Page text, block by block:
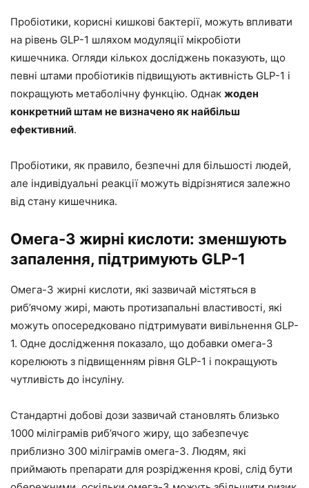
Пробіотики, корисні кишкові бактерії, можуть впливати
на рівень GLP-1 шляхом модуляції мікробіоти
кишечника. Огляди кількох досліджень показують, що
певні штами пробіотиків підвищують активність GLP-1 і
покращують метаболічну функцію. Однак жоден
конкретний штам не визначено як найбільш
ефективний.
Пробіотики, як правило, безпечні для більшості людей,
але індивідуальні реакції можуть відрізнятися залежно
від стану кишечника.
Омега-3 жирні кислоти: зменшують
запалення, підтримують GLP-1
Омега-3 жирні кислоти, які зазвичай містяться в
риб’ячому жирі, мають протизапальні властивості, які
можуть опосередковано підтримувати вивільнення GLP-
1. Одне дослідження показало, що добавки омега-3
корелюють з підвищенням рівня GLP-1 і покращують
чутливість до інсуліну.
Стандартні добові дози зазвичай становлять близько
1000 міліграмів риб’ячого жиру, що забезпечує
приблизно 300 міліграмів омега-3. Людям, які
приймають препарати для розрідження крові, слід бути